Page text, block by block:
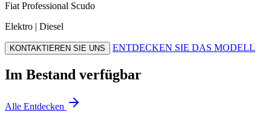
Fiat Professional Scudo
Elektro | Diesel
KONTAKTIEREN SIE UNS ENTDECKEN SIE DAS MODELL
Im Bestand verfügbar
Alle Entdecken